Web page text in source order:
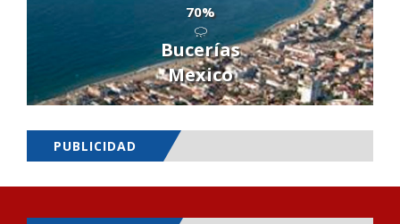
70%
Bucerías
Mexico
PUBLICIDAD